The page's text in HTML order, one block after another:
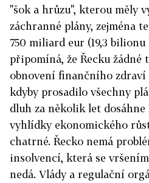
"šok a hrůzu", kterou měly
záchranné plány, zejména
750 miliard eur (19,3
připomíná, že Řecku žádné
obnovení finančního zdraví
kdyby prosadilo všechny
dluh za několik let dosáhne
vyhlídky ekonomického
chatrné. Řecko nemá
insolvencí, která se
nedá. Vlády a regulační